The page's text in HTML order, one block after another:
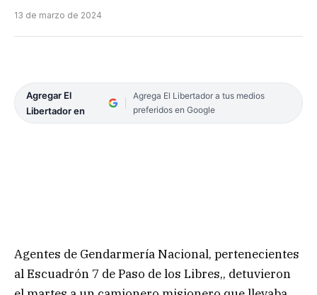
13 de marzo de 2024
Agregar El
Libertador en
Agrega El Libertador a tus medios
preferidos en Google
Agentes de Gendarmería Nacional, pertenecientes
al Escuadrón 7 de Paso de los Libres,, detuvieron